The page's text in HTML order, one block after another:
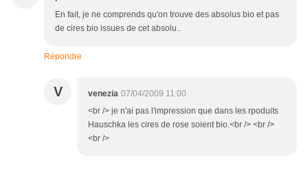
En fait, je ne comprends qu'on trouve des absolus bio et pas
de cires bio issues de cet absolu..
Répondre
V venezia 07/04/2009 11:00
<br /> je n'ai pas l'impression que dans les rpoduits
Hauschka les cires de rose soient bio.<br /> <br />
<br />